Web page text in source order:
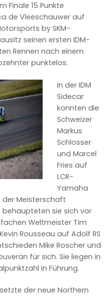
Finale 15 Punkte
de Vleeschauwer auf
by SKM-
seinen ersten IDM-
Rennen nach einem
punktelos.
In der IDM
Sidecar
konnten die
Schweizer
Markus
Schlosser
und Marcel
Fries auf
LCR-
Yamaha
der Meisterschaft
behaupteten sie sich vor
Weltmeister Tim
Rousseau auf Adolf RS
Mike Roscher und
für sich. Sie liegen in
in Führung.
der neue Northern